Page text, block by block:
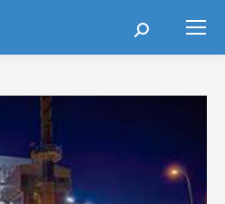
Buscar: